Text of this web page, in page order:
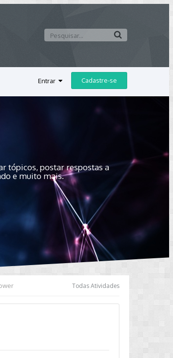
Entrar Cadastre-se
tópicos, postar respostas a
e muito mais.
Todas Atividades